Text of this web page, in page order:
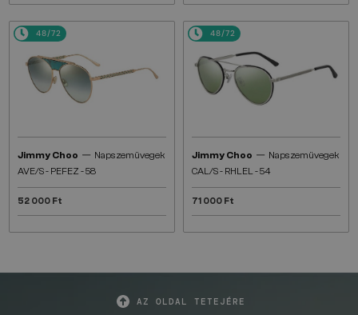
48/72
Jimmy Choo — Napszemüvegek
AVE/S - PEFEZ - 58
52 000 Ft
48/72
Jimmy Choo — Napszemüvegek
CAL/S - RHLEL - 54
71 000 Ft
AZ OLDAL TETEJÉRE